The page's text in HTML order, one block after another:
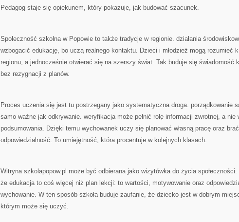
Pedagog staje się opiekunem, który pokazuje, jak budować szacunek.
Społeczność szkolna w Popowie to także tradycje w regionie. działania
wzbogacić edukację, bo uczą realnego kontaktu. Dzieci i młodzież mogą rozumieć
regionu, a jednocześnie otwierać się na szerszy świat. Tak buduje się świadomość
bez rezygnacji z planów.
Proces uczenia się jest tu postrzegany jako systematyczna droga. porządkowanie
samo ważne jak odkrywanie. weryfikacja może pełnić rolę informacji zwrotnej, a nie
podsumowania. Dzięki temu wychowanek uczy się planować własną pracę oraz brać
odpowiedzialność. To umiejętność, która procentuje w kolejnych klasach.
Witryna szkolapopow.pl może być odbierana jako wizytówka do życia społeczności.
że edukacja to coś więcej niż plan lekcji: to wartości, motywowanie oraz
wychowanie. W ten sposób szkoła buduje zaufanie, że dziecko jest w dobrym
którym może się uczyć.